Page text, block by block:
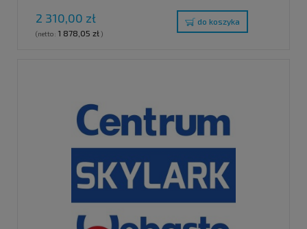
2 310,00 zł
(netto: 1 878,05 zł)
do koszyka